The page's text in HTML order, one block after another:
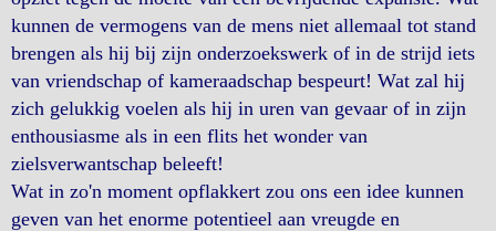
kunnen de vermogens van de mens niet allemaal tot stand
brengen als hij bij zijn onderzoekswerk of in de strijd iets
van vriendschap of kameraadschap bespeurt! Wat zal hij
zich gelukkig voelen als hij in uren van gevaar of in zijn
enthousiasme als in een flits het wonder van
zielsverwantschap beleeft!
Wat in zo'n moment opflakkert zou ons een idee kunnen
geven van het enorme potentieel aan vreugde en